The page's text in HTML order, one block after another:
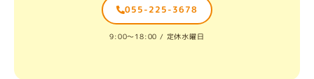
055-225-3678
9:00〜18:00 / 定休水曜日